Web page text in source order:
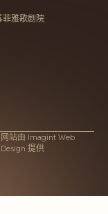
菲雅歌剧院
网站由 Imagint Web
Design 提供